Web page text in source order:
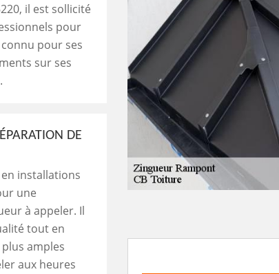
il est sollicité
pour
pour ses
sur ses
DE
installations
une
à appeler. Il
tout en
amples
aux heures